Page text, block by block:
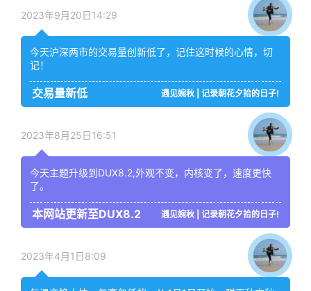
2023年9月20日14:29
今天沪深两市的交易量创新低了，记住这时候的心情，切
记！
交易量新低 遇见婉秋 | 记录朝花夕拾的日子!
2023年8月25日16:51
今天主题升级到DUX8.2,外观不变，内核变了，速度更快
了。
本网站更新至DUX8.2 遇见婉秋 | 记录朝花夕拾的日子!
2023年4月1日8:09